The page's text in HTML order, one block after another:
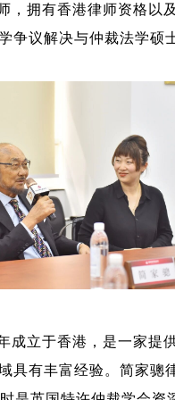
，拥有香港律师资格以
争议解决与仲裁法学硕
成立于香港，是一家提
具有丰富经验。简家骢